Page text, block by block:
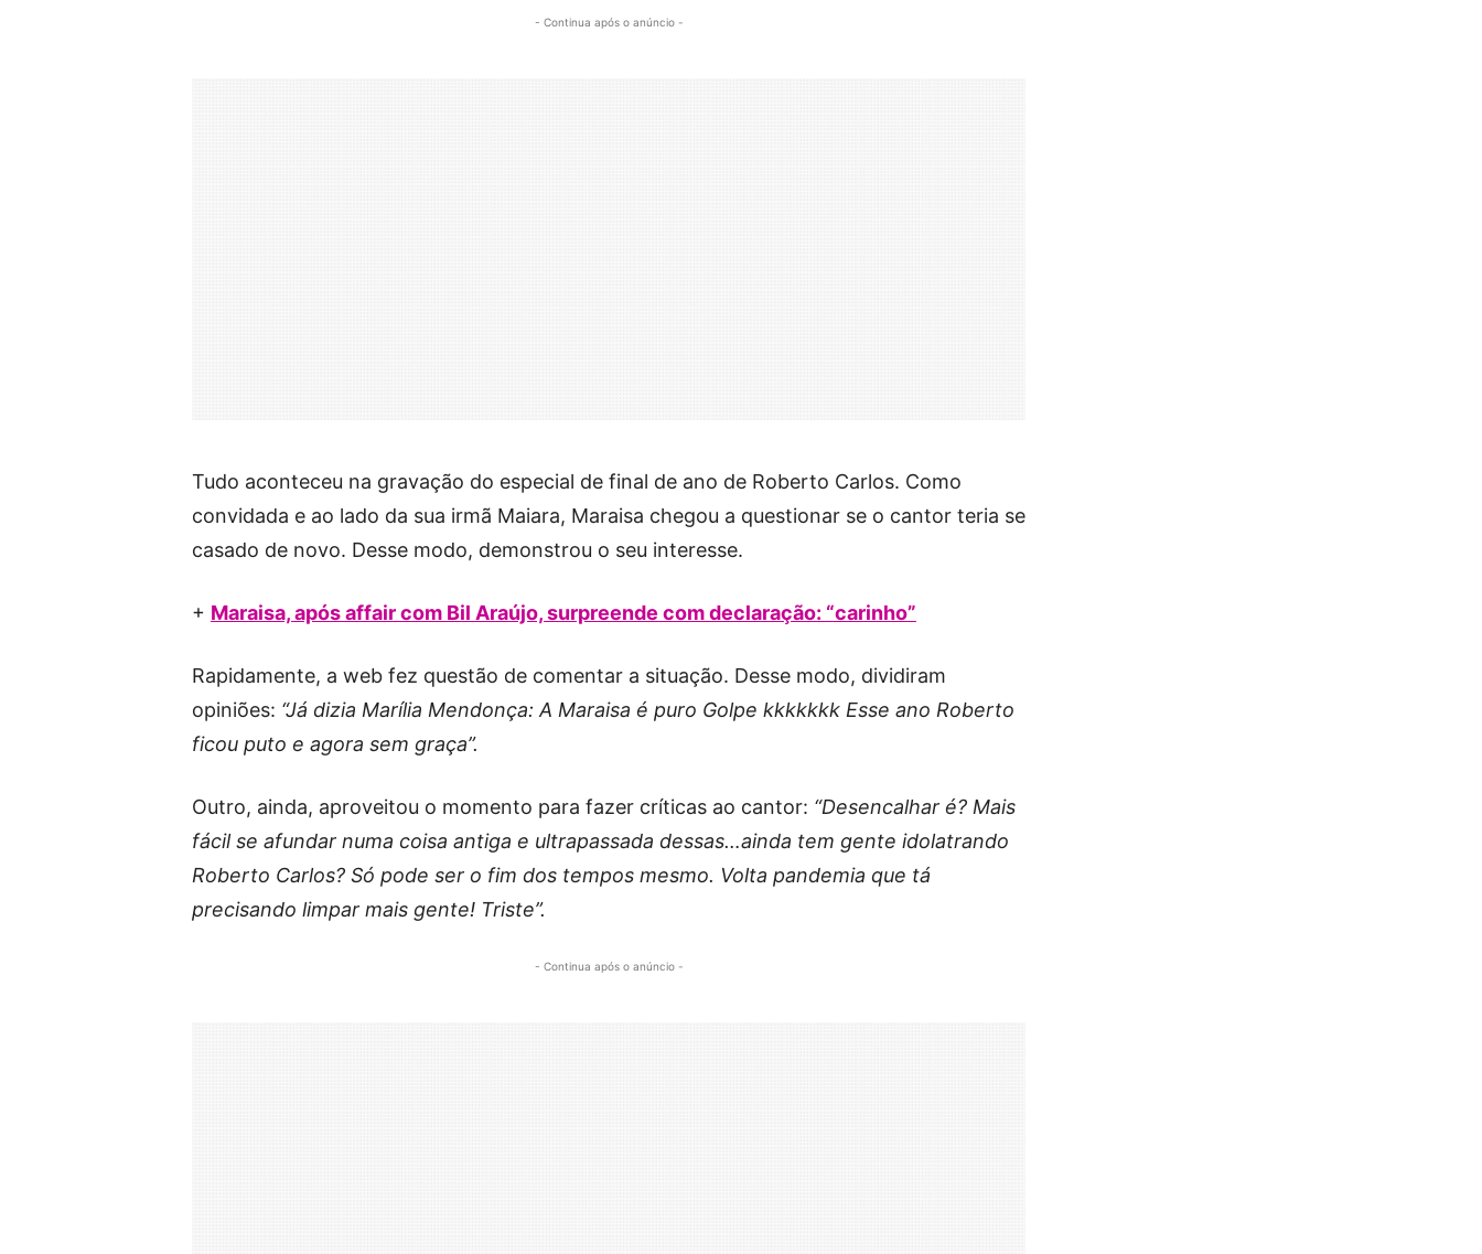
- Continua após o anúncio -
Tudo aconteceu na gravação do especial de final de ano de Roberto Carlos. Como
convidada e ao lado da sua irmã Maiara, Maraisa chegou a questionar se o cantor teria se
casado de novo. Desse modo, demonstrou o seu interesse.
+ Maraisa, após affair com Bil Araújo, surpreende com declaração: “carinho”
Rapidamente, a web fez questão de comentar a situação. Desse modo, dividiram
opiniões: “Já dizia Marília Mendonça: A Maraisa é puro Golpe kkkkkkk Esse ano Roberto
ficou puto e agora sem graça”.
Outro, ainda, aproveitou o momento para fazer críticas ao cantor: “Desencalhar é? Mais
fácil se afundar numa coisa antiga e ultrapassada dessas…ainda tem gente idolatrando
Roberto Carlos? Só pode ser o fim dos tempos mesmo. Volta pandemia que tá
precisando limpar mais gente! Triste”.
- Continua após o anúncio -